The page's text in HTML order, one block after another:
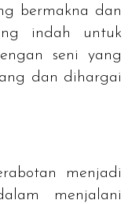
bermakna dan
indah untuk
seni yang
dan dihargai
menjadi
menjalani